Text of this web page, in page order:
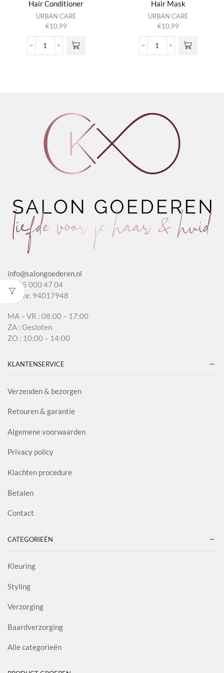
Hair Conditioner
URBAN CARE
€10,99
Kind
Hair Mask
URBAN CARE
€10,99
Kind
info@salongoederen.nl
T 085 000 47 04
KvK nr. 94017948
MA – VR : 08:00 – 17:00
ZA : Gesloten
ZO : 10:00 – 14:00
KLANTENSERVICE
Verzenden & bezorgen
Retouren & garantie
Algemene voorwaarden
Privacy policy
Klachten procedure
Betalen
Contact
CATEGORIEËN
Kleuring
Styling
Verzorging
Baardverzorging
Alle categorieën